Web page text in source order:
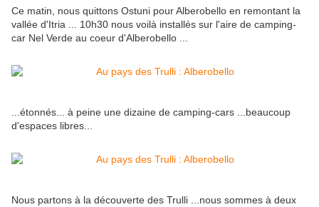
Ce matin, nous quittons Ostuni pour Alberobello en remontant la
vallée d'Itria ... 10h30 nous voilà installés sur l'aire de camping-
car Nel Verde au coeur d'Alberobello ...
...étonnés... à peine une dizaine de camping-cars ...beaucoup
d'espaces libres...
Nous partons à la découverte des Trulli ...nous sommes à deux